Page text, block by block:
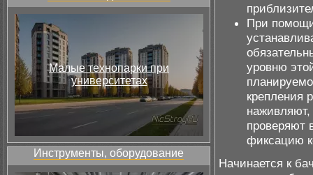
Малые технопарки при
университетах
Инструменты, оборудование
При
уровню
крепления
наживляют,
проверяют
фиксацию
Начинается к